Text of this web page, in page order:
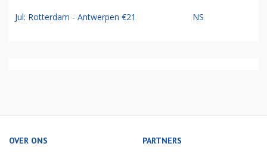
Jul: Rotterdam - Antwerpen €21 NS
OVER ONS PARTNERS